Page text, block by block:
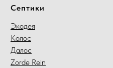
Септики
Экодея
Колос
Далос
Zorde Rein